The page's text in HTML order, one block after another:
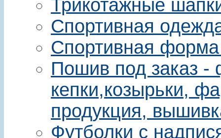
Трикотажные
Спортивная
Спортивная
Пошив под заказ -
кепки,козырьки,
продукция,
Футболки с